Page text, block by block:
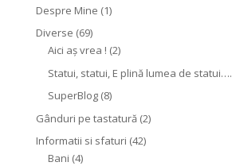
Despre Mine (1)
Diverse (69)
Aici aș vrea ! (2)
Statui, statui, E plină lumea de statui….
SuperBlog(8)
Gânduri pe tastatură(2)
Informatii si sfaturi (42)
Bani (4)